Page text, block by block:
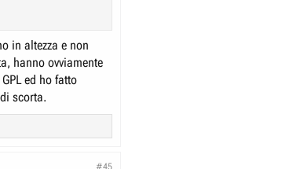
in altezza e non
hanno ovviamente
ed ho fatto
scorta.
#45